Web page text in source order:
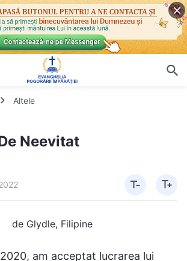
Altele
Neevitat
de Glydle, Filipine
am acceptat lucrarea lui